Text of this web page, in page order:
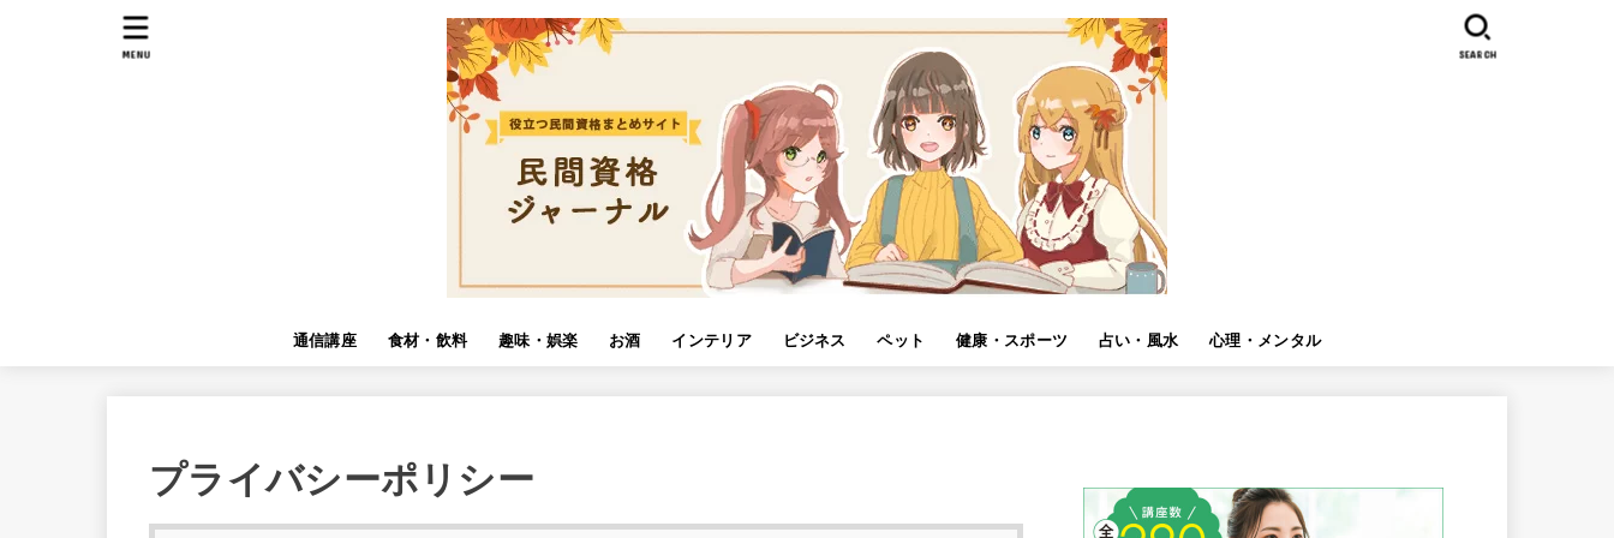
通信講座 食材・飲料 趣味・娯楽 お酒 インテリア ビジネス ペット 健康・スポーツ 占い・風水 心理・メンタル
SEARCH
MENU
プライバシーポリシー